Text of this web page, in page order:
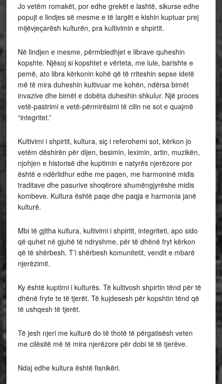
Jo vetëm romakët, por edhe grekët e lashtë, sikurse edhe
popujt e lindjes së mesme e të largët e kishin kuptuar prej
mijëvjeçarësh kulturën, pra kultivimin e shpirtit.
Në lindjen e mesme, përmbledhjet e librave quheshin
kopshte. Njësoj si kopshtet e vërteta, me lule, barishte e
pemë, ato libra kërkonin kohë që të rriteshin sepse idetë
më të mira duheshin kultivuar me kohën, ndërsa bimët
invazive dhe bimët e dobëta duheshin shkulur. Një proces
vetë-pastrimi e vetë-përmirësimi të cilin ne sot e quajmë
“integritet.”
Kultivimi i shpirtit, kultura, siç i referohemi sot, kërkon jo
vetëm dëshirën për dijen, besimin, leximin, artin, muzikën,
njohjen e historisë dhe kuptimin e natyrës njerëzore por
është e ndërlidhur edhe me paqen, me harmoninë midis
traditave dhe pasurive shoqërore shumëngjyrëshe midis
kombeve. Kultura është paqe dhe paqja e harmonia janë
kulturë.
Mbi të gjitha kultura, kultivimi i shpirtit, integriteti, apo sido
që quhet në gjuhë të ndryshme, për të dhënë fryt kërkon
që të shërbesh. T’i shërbesh komunitetit, vendit e mbarë
njerëzimit.
Ky është kuptimi i kulturës. Të kultivosh shpirtin tënd për të
dhënë fryte te të tjerët. Të kujdesesh për kopshtin tënd që
të ushqesh të tjerët.
Të jesh njeri me kulturë do të thotë të përgatisësh veten
me cilësitë më të mira njerëzore për dobi të të tjerëve.
Ndaj edhe kultura është fisnikëri.